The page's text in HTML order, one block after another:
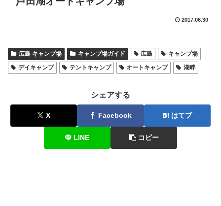
2017.06.30
広島 キャンプ場 キャンプ場ガイド 広島
キャンプ場
デイキャンプ
テントキャンプ オートキャンプ 湖畔
シェアする
X Facebook はてブ
LINE コピー